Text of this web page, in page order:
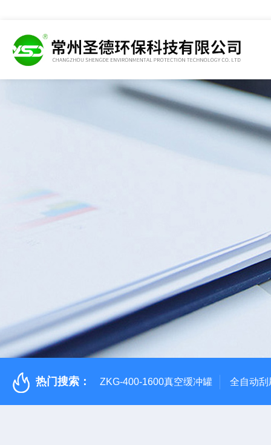
热门搜索： ZKG-400-1600真空缓冲罐 全自动刮